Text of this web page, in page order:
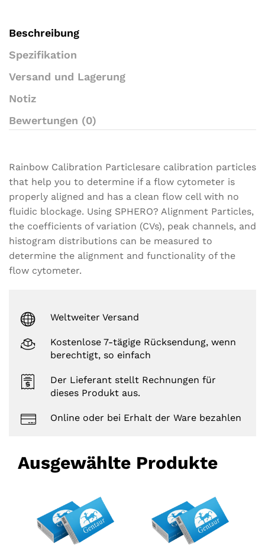
s
Beschreibung
Spezifikation
Versand und Lagerung
Notiz
Bewertungen (0)
Rainbow Calibration Particlesare calibration particles
that help you to determine if a flow cytometer is
properly aligned and has a clean flow cell with no
fluidic blockage. Using SPHERO? Alignment Particles,
the coefficients of variation (CVs), peak channels, and
histogram distributions can be measured to
determine the alignment and functionality of the
flow cytometer.
Weltweiter Versand
Kostenlose 7-tägige Rücksendung, wenn
berechtigt, so einfach
Der Lieferant stellt Rechnungen für
dieses Produkt aus.
Online oder bei Erhalt der Ware bezahlen
Ausgewählte Produkte